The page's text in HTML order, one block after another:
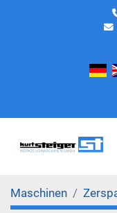
Maschinen